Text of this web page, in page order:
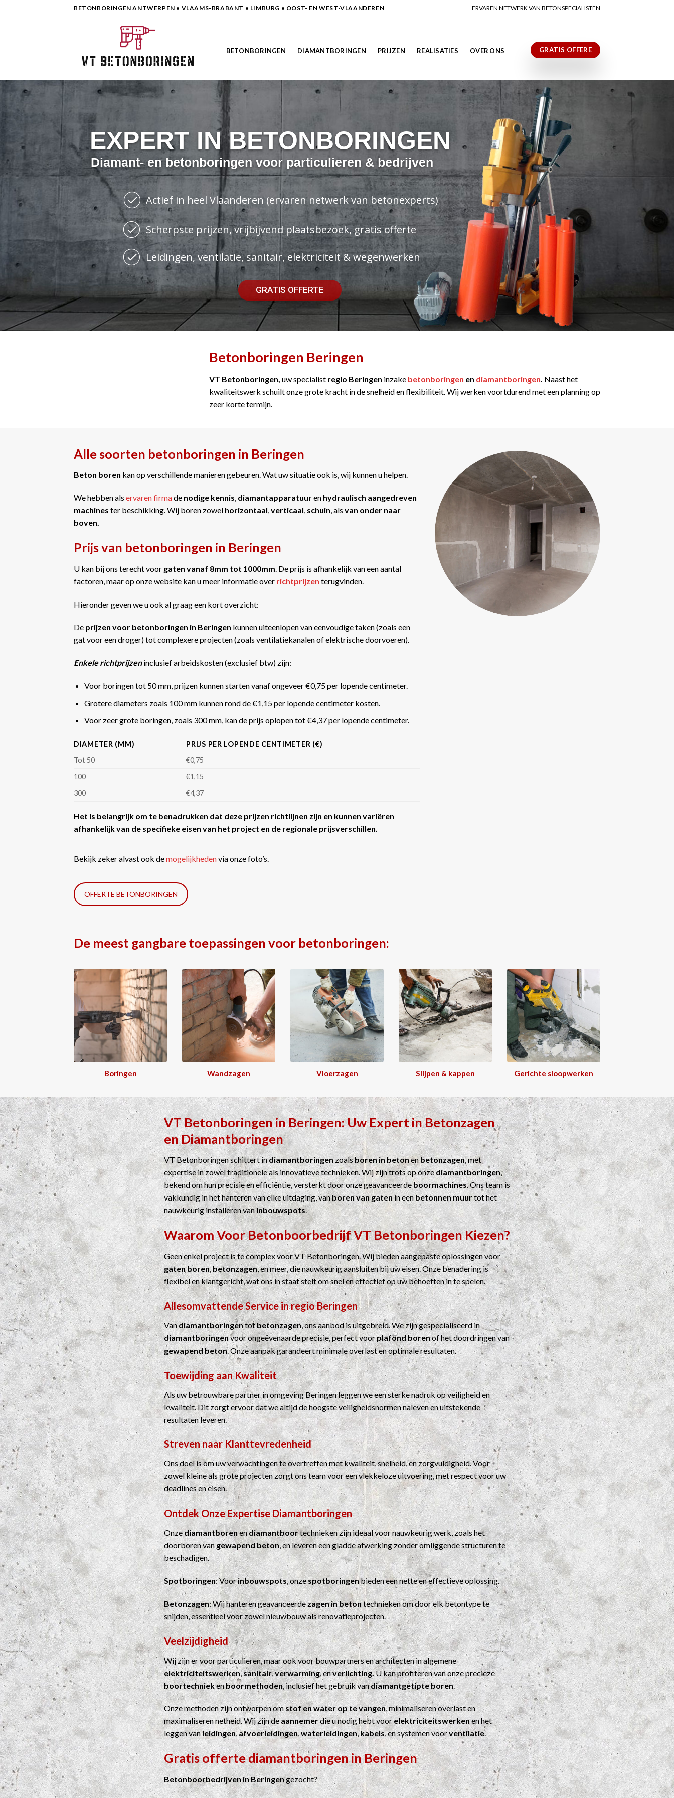
BETONBORINGEN ANTWERPEN • VLAAMS-BRABANT • LIMBURG • OOST- EN WEST-VLAANDEREN ERVAREN NETWERK VAN BETONSPECIALISTEN
BETONBORINGEN DIAMANTBORINGEN PRIJZEN REALISATIES OVER ONS GRATIS OFFERE
EXPERT IN BETONBORINGEN
Diamant- en betonboringen voor particulieren & bedrijven
Actief in heel Vlaanderen (ervaren netwerk van betonexperts)
Scherpste prijzen, vrijbijvend plaatsbezoek, gratis offerte
Leidingen, ventilatie, sanitair, elektriciteit & wegenwerken
GRATIS OFFERTE
Betonboringen Beringen
VT Betonboringen, uw specialist regio Beringen inzake betonboringen en diamantboringen Naast het
kwaliteitswerk schuilt onze grote kracht in de snelheid en flexibiliteit. Wij werken voortdurend met een planning op
zeer korte termijn.
Alle soorten betonboringen in Beringen
Beton boren kan op verschillende manieren gebeuren. Wat uw situatie ook is, wij kunnen u helpen.
We hebben als ervaren firmade nodige kennis, diamantapparatuuren hydraulisch aangedreven
machines ter beschikking. Wij boren zowel horizontaal,verticaal, schuin, als van onder naar
boven.
Prijs van betonboringen in Beringen
U kan bij ons terecht voor gaten vanaf 8mm tot 1000mm . De prijs is afhankelijk van een aantal
factoren, maar op onze website kan u meer informatie over richtprijzen terugvinden.
Hieronder geven we u ook al graag een kort overzicht:
De prijzen voor betonboringen in Beringen kunnen uiteenlopen van eenvoudige taken (zoals een
gat voor een droger) tot complexere projecten (zoals ventilatiekanalen of elektrische doorvoeren).
Enkele richtprijzeninclusief arbeidskosten (exclusief btw) zijn:
Voor boringen tot 50 mm, prijzen kunnen starten vanaf ongeveer €0,75 per lopende centimeter.
Grotere diameters zoals 100 mm kunnen rond de €1,15 per lopende centimeter kosten.
Voor zeer grote boringen, zoals 300 mm, kan de prijs oplopen tot €4,37 per lopende centimeter​​.
DIAMETER (MM)
PRIJS PER LOPENDE CENTIMETER (€)
Tot 50
€0,75
100
€1,15
300
€4,37
Het is belangrijk om te benadrukken dat deze prijzen richtlijnen zijn en kunnen variëren
afhankelijk van de specifieke eisen van het project en de regionale prijsverschillen.
Bekijk zeker alvast ook demogelijkhedenvia onze foto’s.
OFFERTE BETONBORINGEN
De meest gangbare toepassingen voor betonboringen:
Boringen Wandzagen Vloerzagen Slijpen & kappen Gerichte sloopwerken
VT BetonboringeninBeringen: Uw Expert inBetonzagen
enDiamantboringen
VT Betonboringen schittert indiamantboringenzoalsboren in betonenbetonzagen, met
expertise in zowel traditionele als innovatieve technieken. Wij zijn trots op onzediamantboringen,
bekend om hun precisie en efficiëntie, versterkt door onze geavanceerdeboormachines. Ons team is
vakkundig in het hanteren van elke uitdaging, vanboren van gatenin eenbetonnen muurtot het
nauwkeurig installeren vaninbouwspots.
Waarom VoorBetonboorbedrijfVT Betonboringen Kiezen?
Geen enkel project is te complex voor VT Betonboringen. Wij bieden aangepaste oplossingen voor
gaten boren,betonzagen, en meer, die nauwkeurig aansluiten bij uw eisen. Onze benadering is
flexibel en klantgericht, wat ons in staat stelt om snel en effectief op uw behoeften in te spelen.
Allesomvattende Service in regio Beringen
Vandiamantboringentotbetonzagen, ons aanbod is uitgebreid. We zijn gespecialiseerd in
diamantboringenvoor ongeëvenaarde precisie, perfect voorplafond borenof het doordringen van
gewapend beton. Onze aanpak garandeert minimale overlast en optimale resultaten.
Toewijding aan Kwaliteit
Als uw betrouwbare partner in omgeving Beringen leggen we een sterke nadruk op veiligheid en
kwaliteit. Dit zorgt ervoor dat we altijd de hoogste veiligheidsnormen naleven en uitstekende
resultaten leveren.
Streven naar Klanttevredenheid
Ons doel is om uw verwachtingen te overtreffen met kwaliteit, snelheid, en zorgvuldigheid. Voor
zowel kleine als grote projecten zorgt ons team voor een vlekkeloze uitvoering, met respect voor uw
deadlines en eisen.
Ontdek Onze ExpertiseDiamantboringen
Onzediamantborenendiamantboortechnieken zijn ideaal voor nauwkeurig werk, zoals het
doorboren vangewapend beton, en leveren een gladde afwerking zonder omliggende structuren te
beschadigen.
Spotboringen: Voorinbouwspots, onzespotboringenbieden een nette en effectieve oplossing.
Betonzagen: Wij hanteren geavanceerdezagen in betontechnieken om door elk betontype te
snijden, essentieel voor zowel nieuwbouw als renovatieprojecten.
Veelzijdigheid
Wij zijn er voor particulieren, maar ook voor bouwpartners en architecten in algemene
elektriciteitswerken,sanitair,verwarming, enverlichting.U kan profiteren van onze precieze
boortechniekenboormethoden, inclusief het gebruik vandiamantgetipte boren.
Onze methoden zijn ontworpen om stof en water op te vangen, minimaliseren overlast en
maximaliseren netheid. Wij zijn deaannemerdie u nodig hebt voorelektriciteitswerkenen het
leggen vanleidingen,afvoerleidingen,waterleidingen,kabels, en systemen voorventilatie.
Gratis offerte diamantboringen in Beringen
Betonboorbedrijven in Beringengezocht?